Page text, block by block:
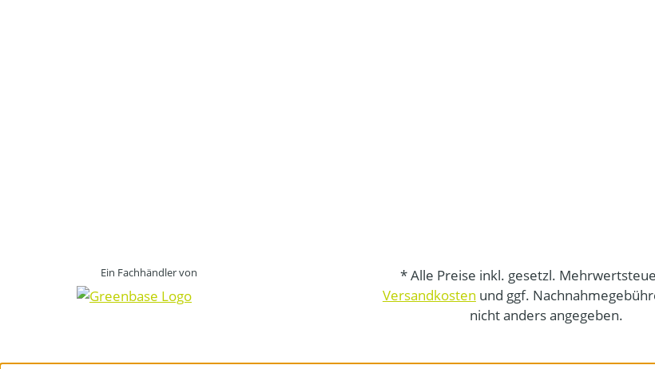
Ein Fachhändler von
* Alle Preise inkl. gesetzl.
Versandkosten und ggf.
nicht anders angegeben.